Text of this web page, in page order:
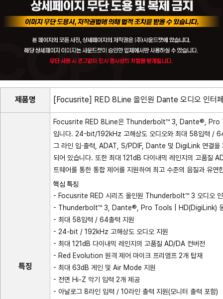
제품명 [Focusrite] RED 8Line 올인원 Dante 오디오 인터
특징
Focusrite RED 8Line은 Thunderbolt™ 3, Dante®, Pro
입니다. 24-bit/192kHz 고해상도 오디오와 최대 58입력 /
그 라인 입·출력, ADAT, S/PDIF, Dante 및 DigiLink 연결을
되어 있습니다. 또한 최대 121dB 다이내믹 레인지의 고품
트웨어를 통한 통합 제어를 지원하여 최고 수준의 음질과 유연
핵심 특징
- Focusrite RED 시리즈 올인원 Thunderbolt™ 3 오디오 인
- Thunderbolt™ 3, Dante®, Pro Tools | HD(DigiLink)
- 최대 58입력 / 64출력 지원
- 24-bit / 192kHz 고해상도 오디오 지원
- 최대 121dB 다이내믹 레인지의 고품질 AD/DA 컨버전
- Red Evolution 원격 제어 마이크 프리앰프 2개 탑재
- 최대 63dB 게인 및 Air Mode 지원
- 전면 Hi-Z 악기 입력 2개 제공
- 아날로그 8라인 입력 / 10라인 출력 지원(모니터 출력 포함)